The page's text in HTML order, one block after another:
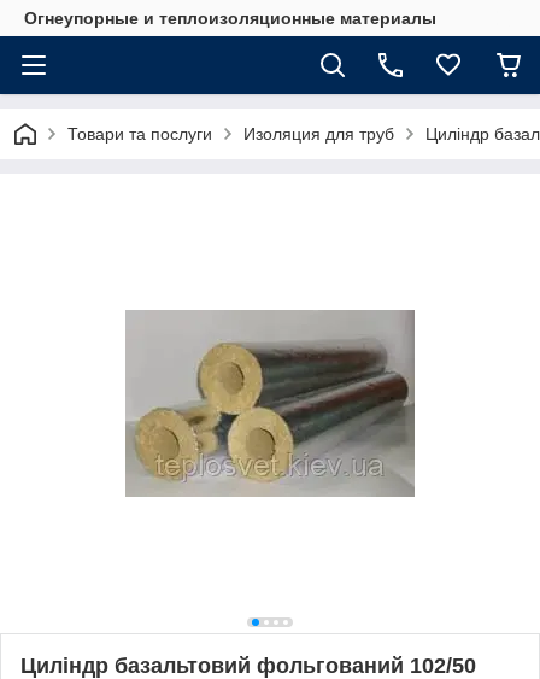
Огнеупорные и теплоизоляционные материалы
Товари та послуги Изоляция для труб Циліндр
Циліндр базальтовий фольгований 102/50